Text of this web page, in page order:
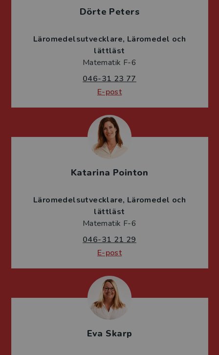
Dörte Peters
Läromedelsutvecklare Läromedel och
lättläst
Matematik F-6
046-31 23 77
E-post
Katarina Pointon
Läromedelsutvecklare Läromedel och
lättläst
Matematik F-6
046-31 21 29
E-post
Eva Skarp